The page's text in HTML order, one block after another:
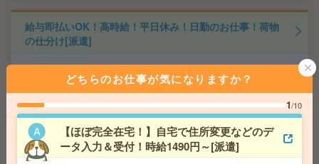
給与即払いOK！高時給！平日休み！日勤のお仕事！荷物
の仕分け[派遣]
給 与 時給1200円
交通費支給有り
気になる!
【未経験可】健診センターでデータ入力＋封入作業！駅
チカ[派遣]
どちらのお仕事が気になりますか？
1/10
【ほぼ完全在宅！】自宅で住所変更などのデ
ータ入力＆受付！時給1490円～[派遣]